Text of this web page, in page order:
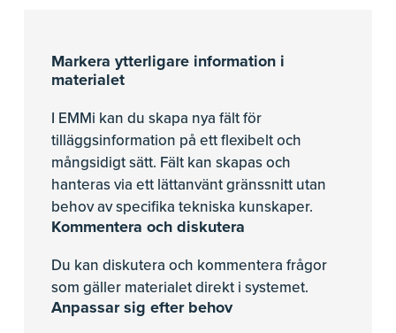
Markera ytterligare information i
materialet
I EMMi kan du skapa nya fält för
tilläggsinformation på ett flexibelt och
mångsidigt sätt. Fält kan skapas och
hanteras via ett lättanvänt gränssnitt utan
behov av specifika tekniska kunskaper.
Kommentera och diskutera
Du kan diskutera och kommentera frågor
som gäller materialet direkt i systemet.
Anpassar sig efter behov